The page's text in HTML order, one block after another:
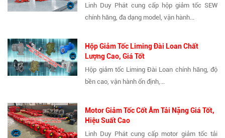
Linh Duy Phát cung cấp hộp giảm tốc SEW
chính hãng, đa dạng model, vận hành...
Hộp Giảm Tốc Liming Đài Loan Chất
Lượng Cao, Giá Tốt
Hộp giảm tốc Liming Đài Loan chính hãng, độ
bền cao, vận hành ổn định,...
Motor Giảm Tốc Cốt Âm Tải Nặng Giá Tốt,
Hiệu Suất Cao
Linh Duy Phát cung cấp motor giảm tốc tải